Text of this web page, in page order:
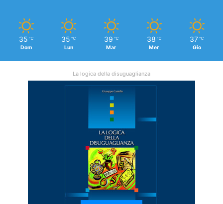
35 ℃
Dom
35 ℃
Lun
39 ℃
Mar
38 ℃
Mer
37 ℃
Gio
La logica della disuguaglianza